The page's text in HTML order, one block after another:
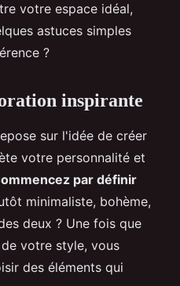
votre espace idéal,
astuces simples
?
inspirante
sur l'idée de créer
votre personnalité et
par définir
minimaliste, bohème,
deux ? Une fois que
votre style, vous
des éléments qui